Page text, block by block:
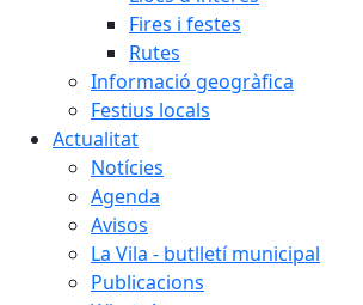
Fires i festes
Rutes
Informació geogràfica
Festius locals
Actualitat
Notícies
Agenda
Avisos
La Vila - butlletí municipal
Publicacions